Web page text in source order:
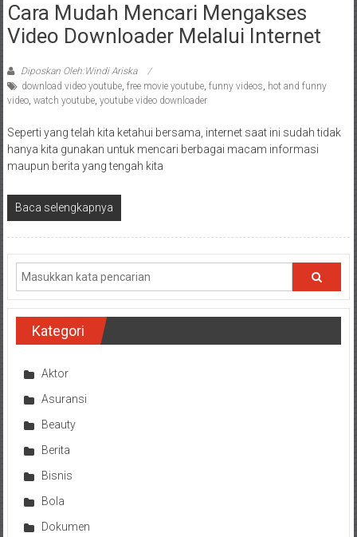
Cara Mudah Mencari Mengakses
Video Downloader Melalui Internet
Diposkan Oleh:Windi Ariska
download video youtube, free movie youtube, funny videos, hot and funny
video, watch youtube, youtube video downloader
Seperti yang telah kita ketahui bersama, internet saat ini sudah tidak
hanya kita gunakan untuk mencari berbagai macam informasi
maupun berita yang tengah kita
Baca selengkapnya
Kategori
Aktor
Asuransi
Beauty
Berita
Bisnis
Bola
Dokumen